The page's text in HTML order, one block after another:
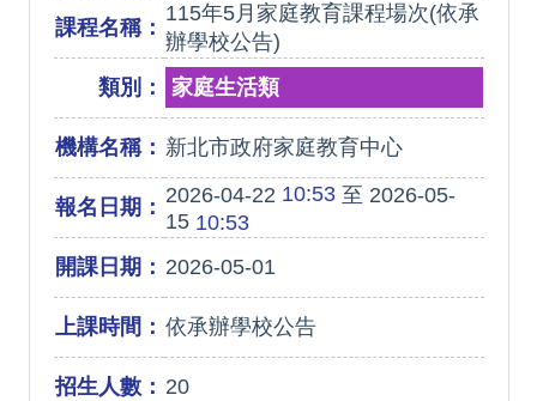
課程名稱：
115年5月家庭教育課程場次(依承
辦學校公告)
類別：
家庭生活類
機構名稱： 新北市政府家庭教育中心
報名日期： 2026-04-22 10:53至 2026-05-
1510:53
開課日期： 2026-05-01
上課時間： 依承辦學校公告
招生人數： 20